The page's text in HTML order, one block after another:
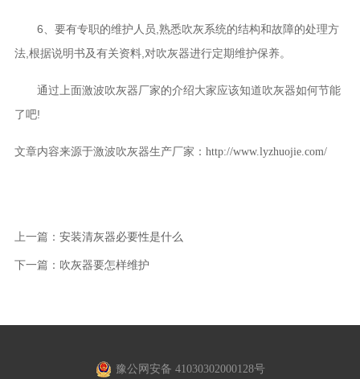
6、要有专职的维护人员,熟悉吹灰系统的结构和故障的处理方
法,根据说明书及有关资料,对吹灰器进行定期维护保养。
通过上面激波吹灰器厂家的介绍大家应该知道吹灰器如何节能
了吧!
文章内容来源于激波吹灰器生产厂家： http://www.lyzhuojie.com/
上一篇： 安装清灰器必要性是什么
下一篇： 吹灰器要怎样维护
豫公网安备 41030302000128号